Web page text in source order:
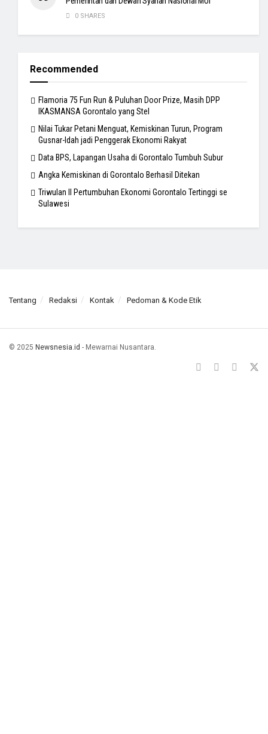
0 SHARES
Recommended
Flamoria 75 Fun Run & Puluhan Door Prize, Masih DPP
IKASMANSA Gorontalo yang Stel
Nilai Tukar Petani Menguat, Kemiskinan Turun, Program
Gusnar-Idah jadi Penggerak Ekonomi Rakyat
Data BPS, Lapangan Usaha di Gorontalo Tumbuh Subur
Angka Kemiskinan di Gorontalo Berhasil Ditekan
Triwulan II Pertumbuhan Ekonomi Gorontalo Tertinggi se
Sulawesi
Tentang Redaksi Kontak Pedoman & Kode Etik
© 2025 Newsnesia.id - Mewarnai Nusantara.